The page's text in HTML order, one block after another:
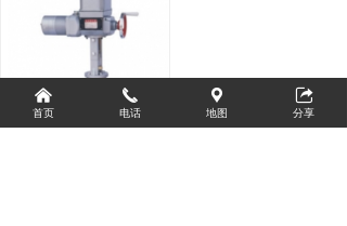
낀
首页
끅
电话
끇
地图
뀅
分享